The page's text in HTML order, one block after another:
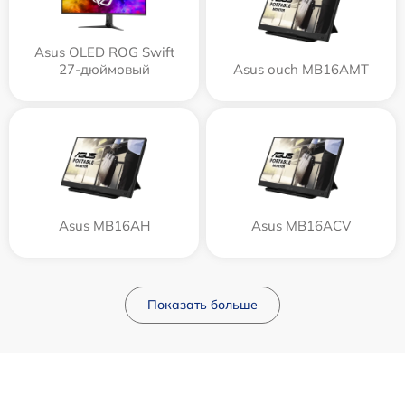
Asus OLED ROG Swift
27-дюймовый
Asus ouch MB16AMT
Asus MB16AH Asus MB16ACV
Показать больше